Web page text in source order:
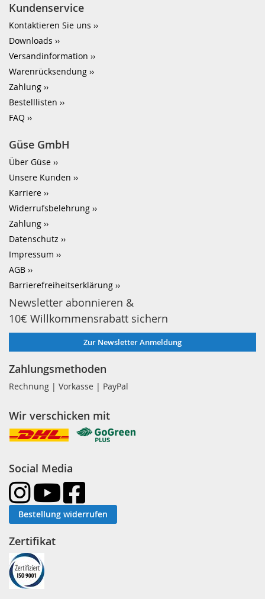
Kundenservice
Kontaktieren Sie uns
Downloads
Versandinformation
Warenrücksendung
Zahlung
Bestelllisten
FAQ
Güse GmbH
Über Güse
Unsere Kunden
Karriere
Widerrufsbelehrung
Zahlung
Datenschutz
Impressum
AGB
Barrierefreiheitserklärung
Newsletter abonnieren &
10€ Willkommensrabatt sichern
Zur Newsletter Anmeldung
Zahlungsmethoden
Rechnung | Vorkasse | PayPal
Wir verschicken mit
Social Media
Bestellung widerrufen
Zertifikat